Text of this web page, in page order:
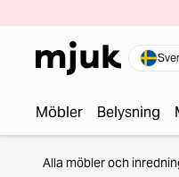
Möbler Belysning
Alla möbler och